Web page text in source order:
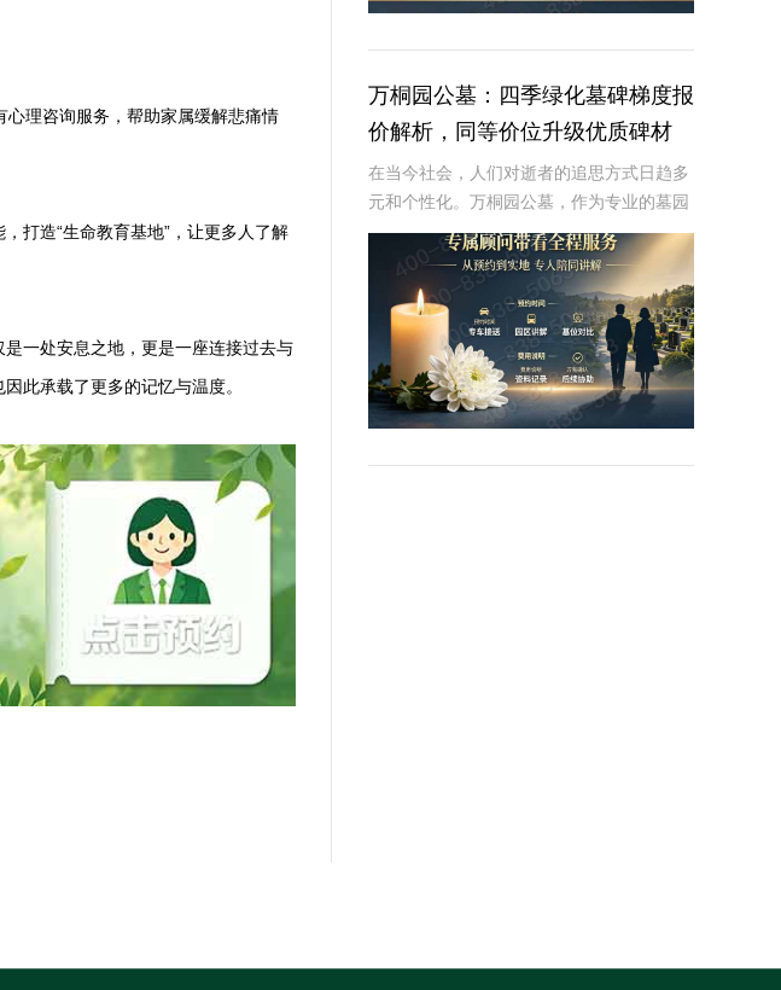
理咨询服务，帮助家属缓解悲痛情
打造“生命教育基地”，让更多人了解
一处安息之地，更是一座连接过去与
此承载了更多的记忆与温度。
万桐园公墓：四季绿化墓碑梯度报
价解析，同等价位升级优质碑材
在当今社会，人们对逝者的追思方式日趋多
元和个性化。万桐园公墓，作为专业的墓园
服务运营商，专注于提供高品质的绿化墓碑
服务，旨在为家属打造一个既生态又美观的
纪念空间。本文将详细解读万桐园公墓四季
绿化墓碑的